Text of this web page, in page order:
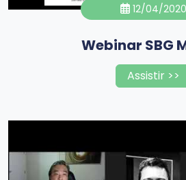
12/04/2020
Webinar SBG
Assistir >>